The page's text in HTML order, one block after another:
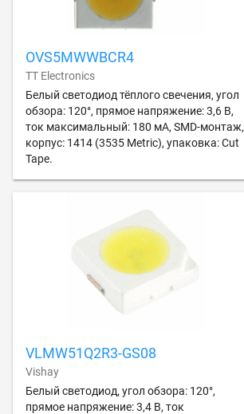
OVS5MWWBCR4
TT Electronics
Белый светодиод тёплого свечения, угол
обзора: 120°, прямое напряжение: 3,6 В,
ток максимальный: 180 мА, SMD-монтаж,
корпус: 1414 (3535 Metric), упаковка: Cut
Tape.
VLMW51Q2R3-GS08
Vishay
Белый светодиод, угол обзора: 120°,
прямое напряжение: 3,4 В, ток